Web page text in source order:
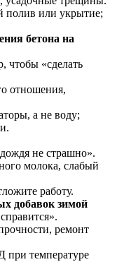
полив или укрытие;
бетона на
чтобы «сделать
отношения,
а не воду;
не страшно».
молока, слабый
работу.
добавок зимой
ремонт
при температуре